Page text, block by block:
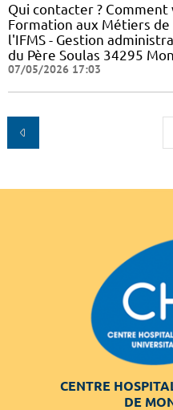
Qui contacter ?
Formation aux Métiers
l'IFMS - Gestion
du Père Soulas 34295
07/05/2026 17:03
CENTRE
DE